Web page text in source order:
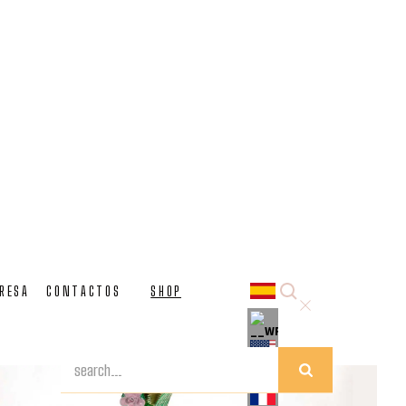
CONTACTOS SHOP
hechas a mano. Perfecto para proyectos de diseño
proyecto de iluminación.